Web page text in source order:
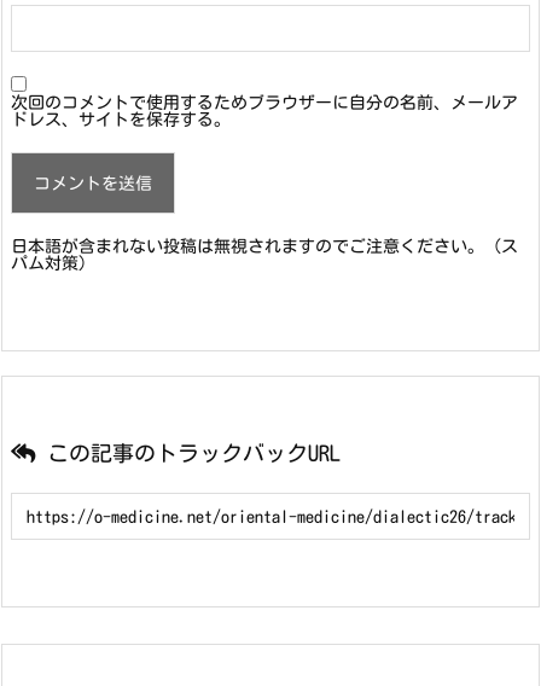
次回のコメントで使用するためブラウザーに自分の名前、メールア
ドレス、サイトを保存する。
日本語が含まれない投稿は無視されますのでご注意ください。（ス
パム対策）
この記事のトラックバックURL